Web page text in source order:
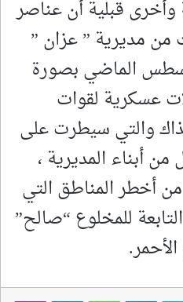
قبلية أن عناصر
من مديرية ” عزان ”
الماضي بصورة
عسكرية لقوات
والتي سيطرت على
من أبناء المديرية ،
أخطر المناطق التي
للمخلوع “صالح”